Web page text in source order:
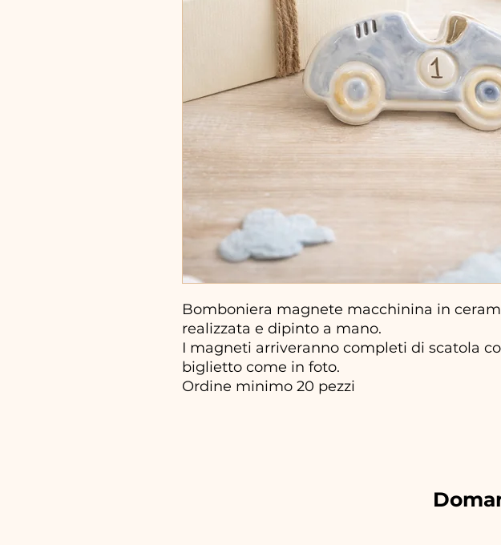
Bomboniera magnete macchinina in
realizzata e dipinto a mano.
I magneti arriveranno completi di scatola
biglietto come in foto.
Ordine minimo 20 pezzi